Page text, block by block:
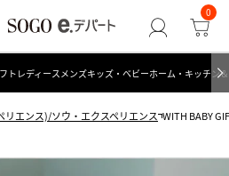
0
ト レディース メンズキッズ・ベビーホーム・キッチン
リエンス)/ソウ・エクスペリエンス WITH BABY